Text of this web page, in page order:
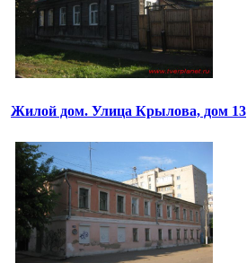
Жилой дом. Улица Крылова, дом 13